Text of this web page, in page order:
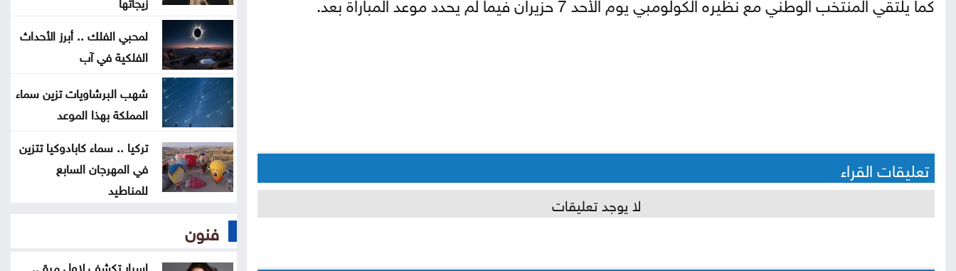
تعليقات القراء
لا يوجد تعليقات
معرض الكتاب
فيدان يستنكر الهجمات الإسرائيلية
على سوريا
السعايدة يبحث مع علاوي تعزيز
التعاون البرلماني
كيف تتحول العزوبية إلى أقوى محطة
لمحبي الفلك .. أبرز الأحداث
الفلكية في آب
شهب البرشاويات تزين سماء
المملكة بهذا الموعد
تركيا .. سماء كابادوكيا تتزين
في المهرجان السابع
للمناطيد
فنون
اسرار تكشف لاول مرة ..